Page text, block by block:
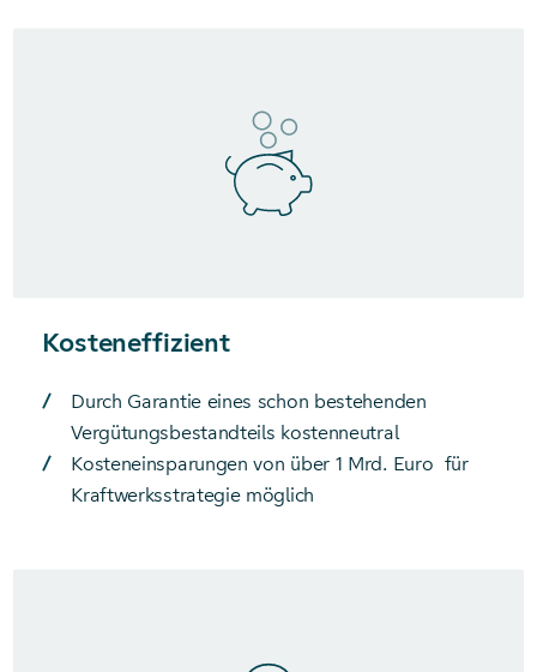
Kosteneffizient
Durch Garantie eines schon bestehenden
Vergütungsbestandteils kostenneutral
Kosteneinsparungen von über 1 Mrd. Euro für
Kraftwerksstrategie möglich